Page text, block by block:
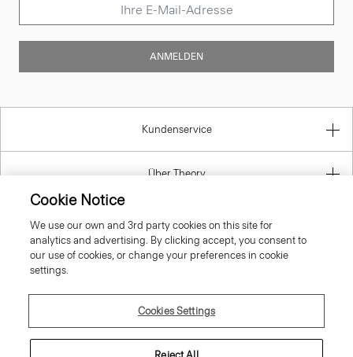
ANMELDEN
Kundenservice
Über Theory
Gesetzlich
Cookie Notice
We use our own and 3rd party cookies on this site for
analytics and advertising. By clicking accept, you consent to
our use of cookies, or change your preferences in cookie
settings.
Cookies Settings